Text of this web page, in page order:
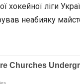
ліги
неабияку